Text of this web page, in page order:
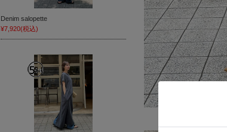
Denim salopette
¥7,920(税込)